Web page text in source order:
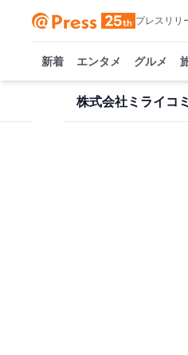
プレスリリ
新着 エンタメ グルメ
株式会社ミライコ